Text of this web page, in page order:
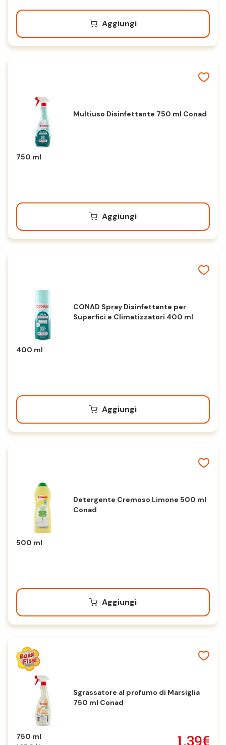
Aggiungi
Multiuso Disinfettante 750 ml Conad
750 ml
Aggiungi
CONAD Spray Disinfettante per
Superfici e Climatizzatori 400 ml
400 ml
Aggiungi
Detergente Cremoso Limone 500 ml
Conad
500 ml
Aggiungi
Sgrassatore al profumo di Marsiglia
750 ml Conad
750 ml 1,39€